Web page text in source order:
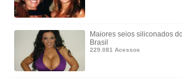
Maiores seios siliconados do
Brasil
229.081 Acessos